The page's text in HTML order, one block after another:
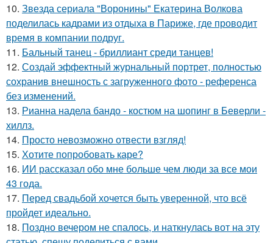
10. Звезда сериала "Воронины" Екатерина Волкова
поделилась кадрами из отдыха в Париже, где проводит
время в компании подруг.
11. Бальный танец - бриллиант среди танцев!
12. Создай эффектный журнальный портрет, полностью
сохранив внешность с загруженного фото - референса
без изменений.
13. Рианна надела бандо - костюм на шопинг в Беверли -
хиллз.
14. Просто невозможно отвести взгляд!
15. Хотите попробовать каре?
16. ИИ рассказал обо мне больше чем люди за все мои
43 года.
17. Перед свадьбой хочется быть уверенной, что всё
пройдет идеально.
18. Поздно вечером не спалось, и наткнулась вот на эту